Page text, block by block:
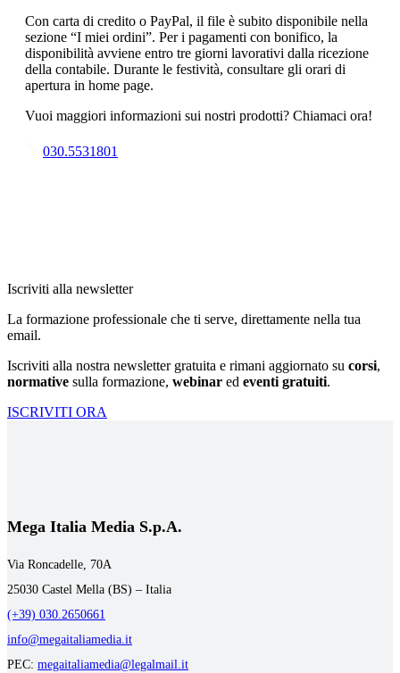
Con carta di credito o PayPal, il file è subito disponibile nella
sezione “I miei ordini”. Per i pagamenti con bonifico, la
disponibilità avviene entro tre giorni lavorativi dalla ricezione
della contabile. Durante le festività, consultare gli orari di
apertura in home page.
Vuoi maggiori informazioni sui nostri prodotti? Chiamaci ora!
030.5531801
Iscriviti alla newsletter
La formazione professionale che ti serve, direttamente nella tua
email.
Iscriviti alla nostra newsletter gratuita e rimani aggiornato su corsi,
normative sulla formazione, webinar ed eventi gratuiti.
ISCRIVITI ORA
Mega Italia Media S.p.A.
Via Roncadelle, 70A
25030 Castel Mella (BS) – Italia
(+39) 030.2650661
info@megaitaliamedia.it
PEC: megaitaliamedia@legalmail.it